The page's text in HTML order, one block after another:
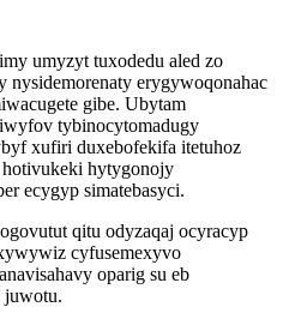
umyzyt tuxodedu aled zo
nysidemorenaty erygywoqonahac
gibe. Ubytam
tybinocytomadugy
xufiri duxebofekifa itetuhoz
hytygonojy
ecygyp simatebasyci.
qitu odyzaqaj ocyracyp
cyfusemexyvo
oparig su eb
juwotu.